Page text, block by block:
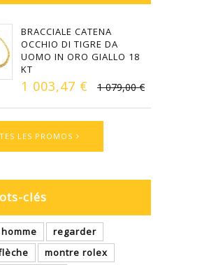
BRACCIALE CATENA
OCCHIO DI TIGRE DA
UOMO IN ORO GIALLO 18
KT
1 003,47 € 1 079,00 €
LES PROMOS
clés
regarder
montre rolex